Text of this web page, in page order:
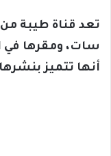
تعد قناة طيبة
سات، ومقرها في
أنها تتميز